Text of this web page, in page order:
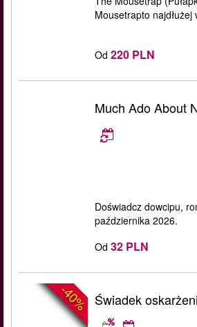
Mousetrapto
Od 220 PLN
Much Ado About
Doświadcz dowcipu,
października 2026.
Od 32 PLN
-40% Świadek